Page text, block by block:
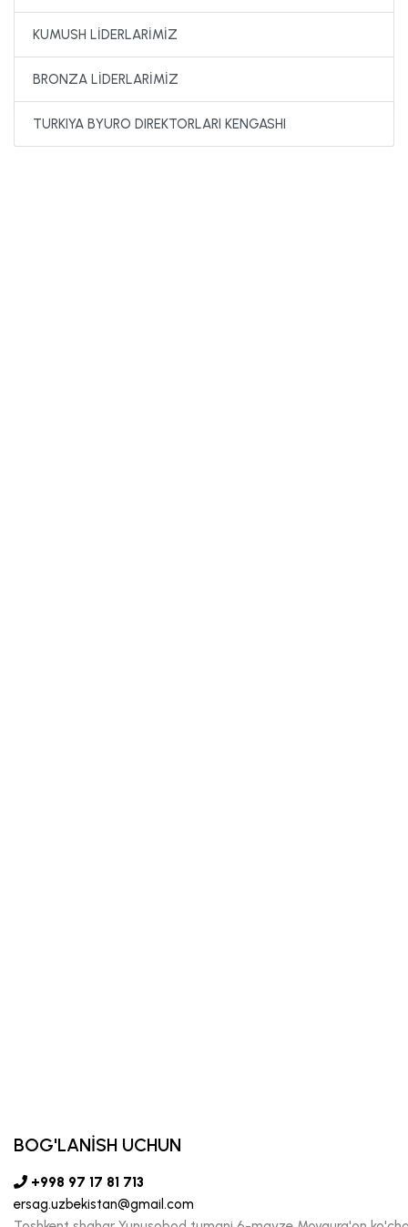
KUMUSH LİDERLARİMİZ
BRONZA LİDERLARİMİZ
TURKIYA BYURO DIREKTORLARI KENGASHI
BOG'LANİSH UCHUN
+998 97 17 81 713
ersag.uzbekistan@gmail.com